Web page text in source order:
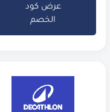
عرض كود
الخصم